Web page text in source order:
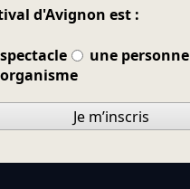
d'Avignon est :
une personne
Je m’inscris